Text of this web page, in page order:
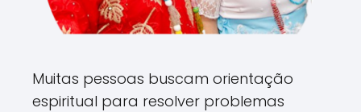
Muitas pessoas buscam orientação
espiritual para resolver problemas